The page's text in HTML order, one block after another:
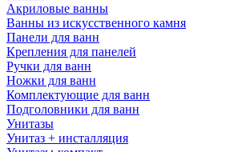
Акриловые ванны
Ванны из искусственного камня
Панели для ванн
Крепления для панелей
Ручки для ванн
Ножки для ванн
Комплектующие для ванн
Подголовники для ванн
Унитазы
Унитаз + инсталляция